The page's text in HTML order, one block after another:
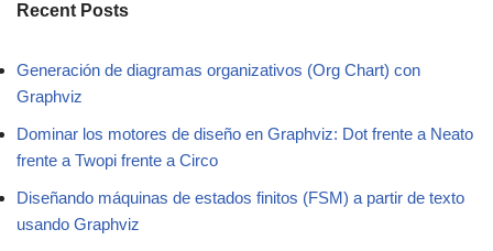
Recent Posts
Generación de diagramas organizativos (Org Chart) con
Graphviz
Dominar los motores de diseño en Graphviz: Dot frente a Neato
frente a Twopi frente a Circo
Diseñando máquinas de estados finitos (FSM) a partir de texto
usando Graphviz